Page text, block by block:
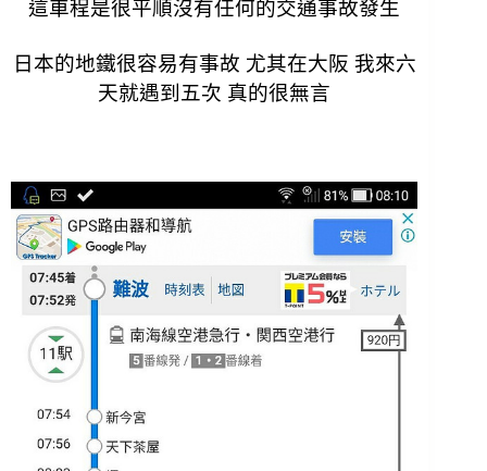
這車程是很平順沒有任何的交通事故發生
日本的地鐵很容易有事故 尤其在大阪 我來六
天就遇到五次 真的很無言